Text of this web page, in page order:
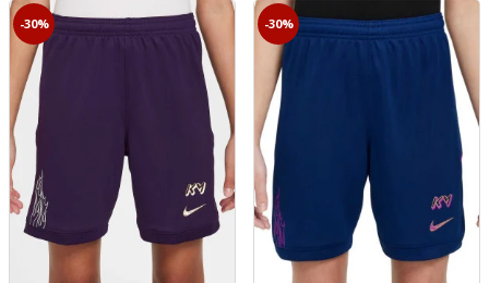
-30% -30%